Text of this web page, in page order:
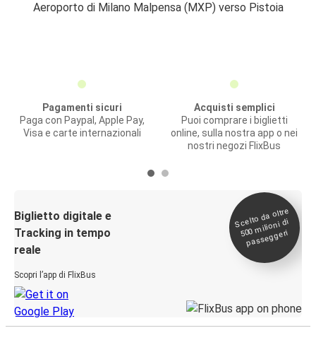
Aeroporto di Milano Malpensa (MXP) verso Pistoia
Pagamenti sicuri
Paga con Paypal, Apple Pay,
Visa e carte internazionali
Acquisti semplici
Puoi comprare i biglietti
online, sulla nostra app o nei
nostri negozi FlixBus
Biglietto digitale e
Tracking in tempo
reale
Scopri l’app di FlixBus
Scelto da oltre
500
milioni di
passeggeri